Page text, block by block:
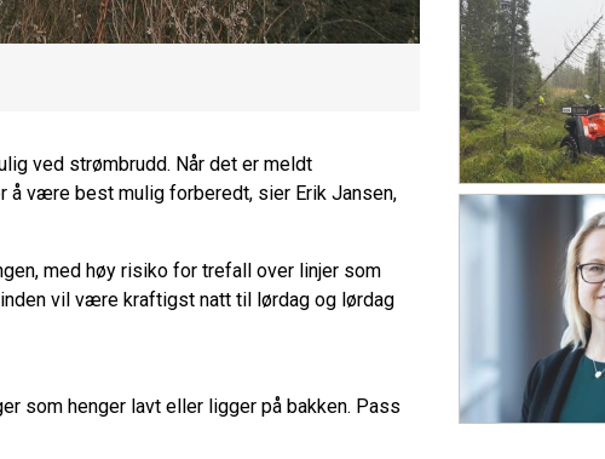
ved strømbrudd. Når det er meldt
å være best mulig forberedt, sier Erik Jansen,
med høy risiko for trefall over linjer som
vil være kraftigst natt til lørdag og lørdag
som henger lavt eller ligger på bakken. Pass